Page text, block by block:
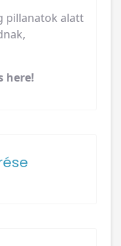
pillanatok alatt
here!